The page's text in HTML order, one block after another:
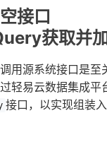
接口
获取并
用源系统接口是至
轻易云数据集成平
接口，以实现组装